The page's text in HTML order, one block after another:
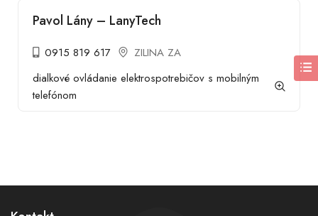
Pavol Lány – LanyTech
0915 819 617
ZILINA ZA
dialkové ovládanie elektrospotrebičov s mobilným
telefónom